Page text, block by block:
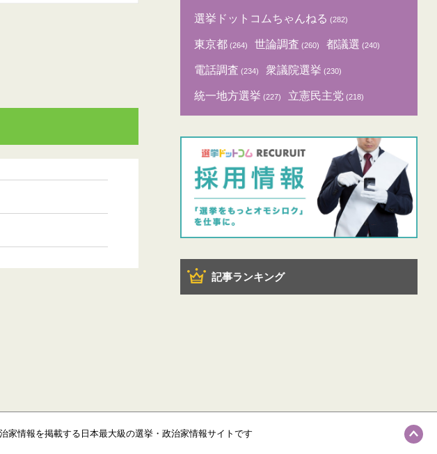
選挙ドットコムちゃんねる (282)
東京都 (264) 世論調査 (260) 都議選 (240)
電話調査 (234) 衆議院選挙 (230)
統一地方選挙 (227) 立憲民主党 (218)
記事ランキング
家情報を掲載する日本最大級の選挙・政治家情報サイトです